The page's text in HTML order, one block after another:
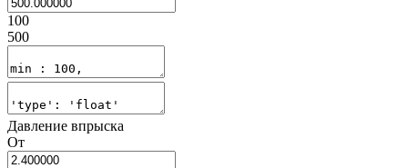
100
500
Давление впрыска
От